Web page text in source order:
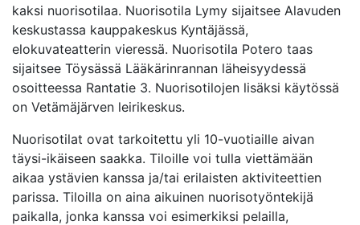
kaksi nuorisotilaa. Nuorisotila Lymy sijaitsee Alavuden
keskustassa kauppakeskus Kyntäjässä,
elokuvateatterin vieressä. Nuorisotila Potero taas
sijaitsee Töysässä Lääkärinrannan läheisyydessä
osoitteessa Rantatie 3. Nuorisotilojen lisäksi käytössä
on Vetämäjärven leirikeskus.
Nuorisotilat ovat tarkoitettu yli 10-vuotiaille aivan
täysi-ikäiseen saakka. Tiloille voi tulla viettämään
aikaa ystävien kanssa ja/tai erilaisten aktiviteettien
parissa. Tiloilla on aina aikuinen nuorisotyöntekijä
paikalla, jonka kanssa voi esimerkiksi pelailla,